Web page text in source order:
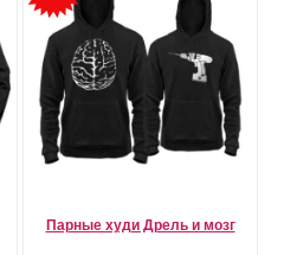
Парные худи Дрель и мозг